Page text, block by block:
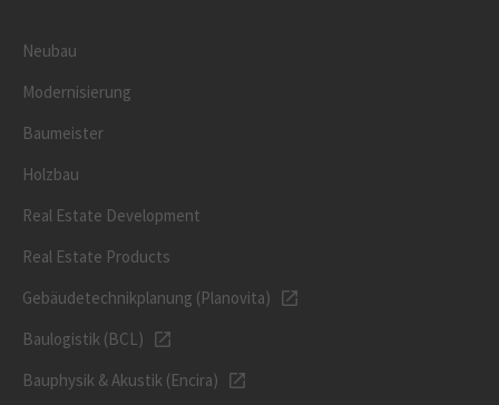
Neubau
Modernisierung
Baumeister
Holzbau
Real Estate Development
Real Estate Products
Gebäudetechnikplanung (Planovita)
Baulogistik (BCL)
Bauphysik & Akustik (Encira)